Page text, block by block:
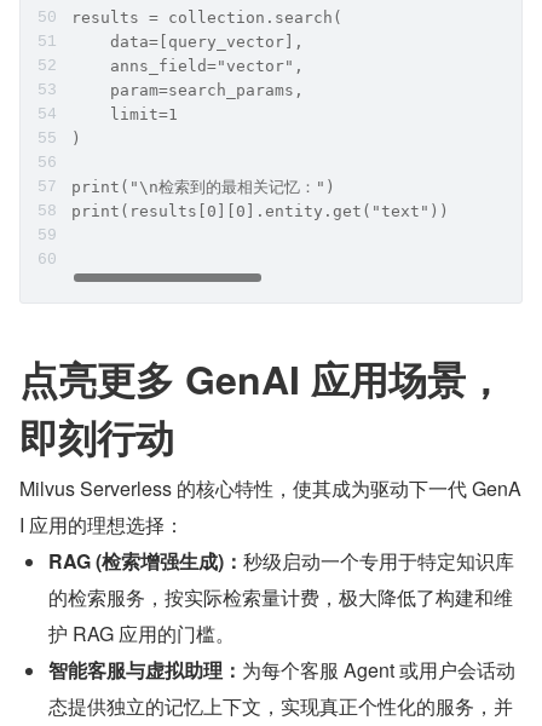
results = collection.search(
data=[query_vector],
anns_field="vector",
param=search_params,
limit=1
)
print("\n检索到的最相关记忆：")
print(results[0][0].entity.get("text"))
点亮更多 GenAI 应用场景，
即刻行动
Milvus Serverless 的核心特性，使其成为驱动下一代 GenA
I 应用的理想选择：
RAG (检索增强生成)： 秒级启动一个专用于特定知识库
的检索服务，按实际检索量计费，极大降低了构建和维
护 RAG 应用的门槛。
智能客服与虚拟助理： 为每个客服 Agent 或用户会话动
态提供独立的记忆上下文，实现真正个性化的服务，并